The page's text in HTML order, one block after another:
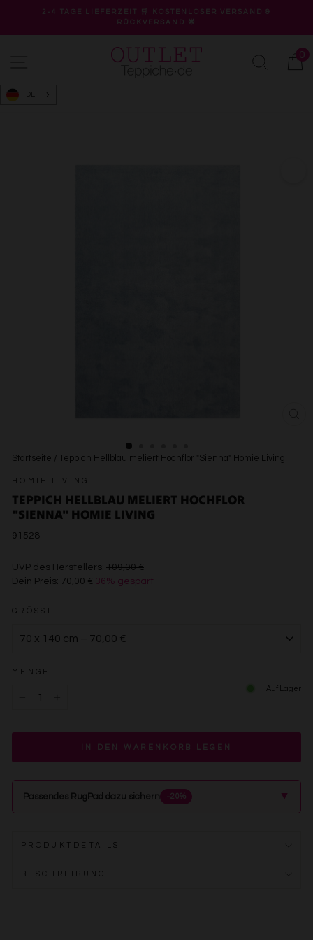
Inhalt
Pause
2-4 TAGE LIEFERZEIT 🛒 KOSTENLOSER VERSAND &
RÜCKVERSAND 🌟
Suche0
Startseite / Teppich Hellblau meliert Hochflor "Sienna" Homie Living
HOMIE LIVING
TEPPICH HELLBLAU MELIERT HOCHFLOR
"SIENNA" HOMIE LIVING
91528
UVP des Herstellers: 109,00 €€109,00
Dein Preis: 70,00 € 36% gespart
GRÖSSE
MENGE
Auf Lager
IN DEN WARENKORB LEGEN
Passendes RugPad dazu sichern −20% ▲
PRODUKTDETAILS
BESCHREIBUNG